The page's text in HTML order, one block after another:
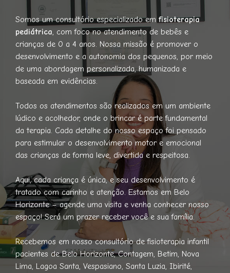
Somos um consultório especializado em fisioterapia
pediátrica, com foco no atendimento de bebês e
crianças de 0 a 4 anos. Nossa missão é promover o
desenvolvimento e a autonomia dos pequenos, por meio
de uma abordagem personalizada, humanizada e
baseada em evidências.
Todos os atendimentos são realizados em um ambiente
lúdico e acolhedor, onde o brincar é parte fundamental
da terapia. Cada detalhe do nosso espaço foi pensado
para estimular o desenvolvimento motor e emocional
das crianças de forma leve, divertida e respeitosa.
Aqui, cada criança é única, e seu desenvolvimento é
tratado com carinho e atenção. Estamos em Belo
Horizonte – agende uma visita e venha conhecer nosso
espaço! Será um prazer receber você e sua família.
Recebemos em nosso consultório de fisioterapia infantil
pacientes de Belo Horizonte, Contagem, Betim, Nova
Lima, Lagoa Santa, Vespasiano, Santa Luzia, Ibirité,